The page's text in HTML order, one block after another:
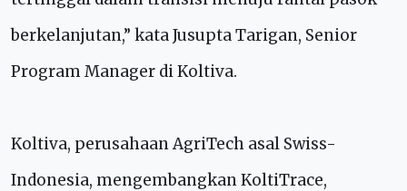
berkelanjutan,” kata Jusupta Tarigan, Senior
Program Manager di Koltiva.
Koltiva, perusahaan AgriTech asal Swiss-
Indonesia, mengembangkan KoltiTrace,